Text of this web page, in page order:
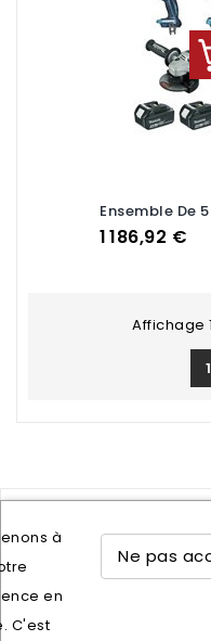
Ensemble De
Prix
1 186,92 €
Affichage
1
Lettre
Vous pouvez vous
trouverez pour cela nos
à
en
C'est
Ne pas